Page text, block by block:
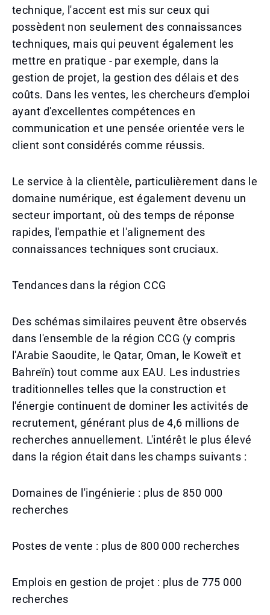
technique, l'accent est mis sur ceux qui
possèdent non seulement des connaissances
techniques, mais qui peuvent également les
mettre en pratique - par exemple, dans la
gestion de projet, la gestion des délais et des
coûts. Dans les ventes, les chercheurs d'emploi
ayant d'excellentes compétences en
communication et une pensée orientée vers le
client sont considérés comme réussis.
Le service à la clientèle, particulièrement dans le
domaine numérique, est également devenu un
secteur important, où des temps de réponse
rapides, l'empathie et l'alignement des
connaissances techniques sont cruciaux.
Tendances dans la région CCG
Des schémas similaires peuvent être observés
dans l'ensemble de la région CCG (y compris
l'Arabie Saoudite, le Qatar, Oman, le Koweït et
Bahreïn) tout comme aux EAU. Les industries
traditionnelles telles que la construction et
l'énergie continuent de dominer les activités de
recrutement, générant plus de 4,6 millions de
recherches annuellement. L'intérêt le plus élevé
dans la région était dans les champs suivants :
Domaines de l'ingénierie : plus de 850 000
recherches
Postes de vente : plus de 800 000 recherches
Emplois en gestion de projet : plus de 775 000
recherches